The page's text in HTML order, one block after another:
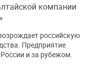
компании
российскую
Предприятие
и за рубежом.